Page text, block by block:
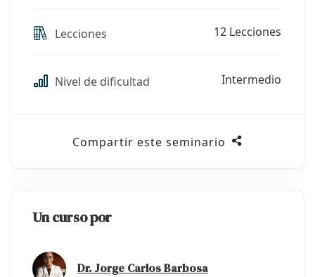
Lecciones 12 Lecciones
Nivel de dificultad Intermedio
Compartir este seminario
Un curso por
Dr. Jorge Carlos Barbosa